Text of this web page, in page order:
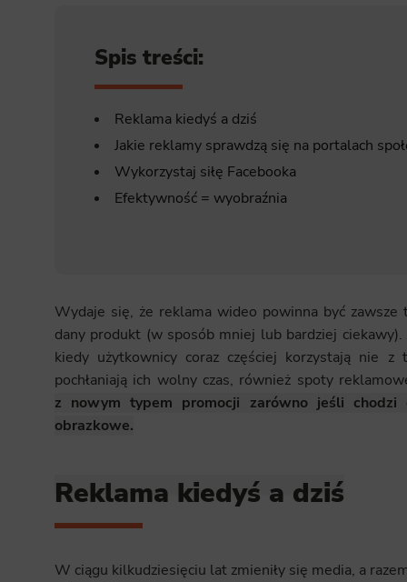
Spis treści:
Reklama kiedyś a dziś
Jakie reklamy sprawdzą się na portalach
Wykorzystaj siłę Facebooka
Efektywność = wyobraźnia
Wydaje się, że reklama wideo powinna być
dany produkt (w sposób mniej lub bardziej ciekawy).
kiedy użytkownicy coraz częściej korzystają nie
pochłaniają ich wolny czas, również spoty
z nowym typem promocji zarówno jeśli
obrazkowe.
Reklama kiedyś a dziś
W ciągu kilkudziesięciu lat zmieniły się media, a